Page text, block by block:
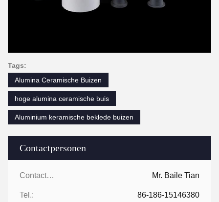
Contactpersonen
Contactpersonen: Mr. Baile Tian
Tel.: 86-186-15146380
Tags:
Alumina Ceramische Buizen
hoge alumina ceramische buis
Aluminium keramische beklede buizen